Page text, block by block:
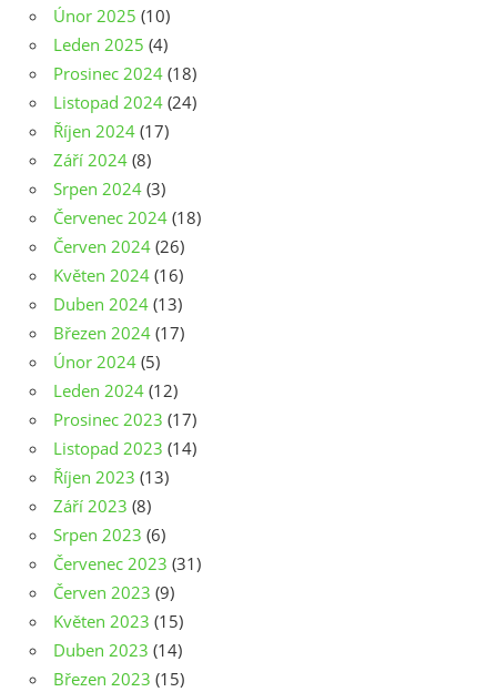
Únor 2025 (10)
Leden 2025 (4)
Prosinec 2024 (18)
Listopad 2024 (24)
Říjen 2024 (17)
Září 2024 (8)
Srpen 2024 (3)
Červenec 2024 (18)
Červen 2024 (26)
Květen 2024 (16)
Duben 2024 (13)
Březen 2024 (17)
Únor 2024 (5)
Leden 2024 (12)
Prosinec 2023 (17)
Listopad 2023 (14)
Říjen 2023 (13)
Září 2023 (8)
Srpen 2023 (6)
Červenec 2023 (31)
Červen 2023 (9)
Květen 2023 (15)
Duben 2023 (14)
Březen 2023 (15)